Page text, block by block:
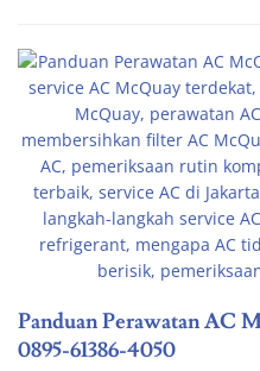
Panduan Perawatan AC
0895-61386-4050